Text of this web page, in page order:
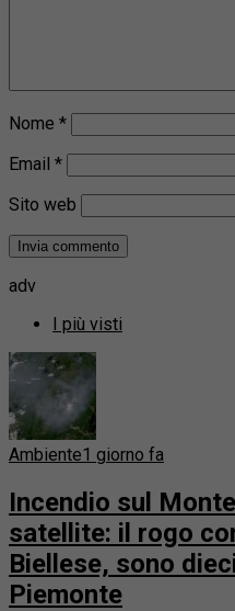
Nome *
Email *
Sito web
adv
I più visti
Ambiente1 giorno fa
Incendio sul
satellite: il rogo
Biellese, sono
Piemonte